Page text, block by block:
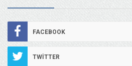
FACEBOOK
TWITTER